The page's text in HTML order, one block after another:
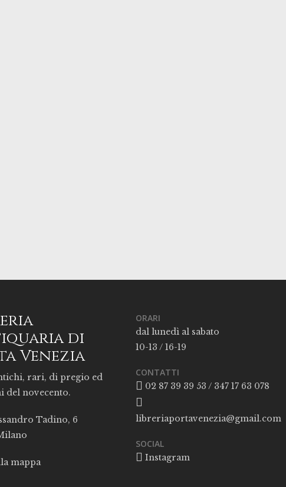
di
Venezia
rari, di pregio ed
del novecento.
Tadino, 6
mappa
ORARI
dal lunedì al sabato
10-13 / 16-19
CONTATTI
02 87 39 39 53 / 347 17 63 078
libreriaportavenezia@gmail.com
SOCIAL
Instagram